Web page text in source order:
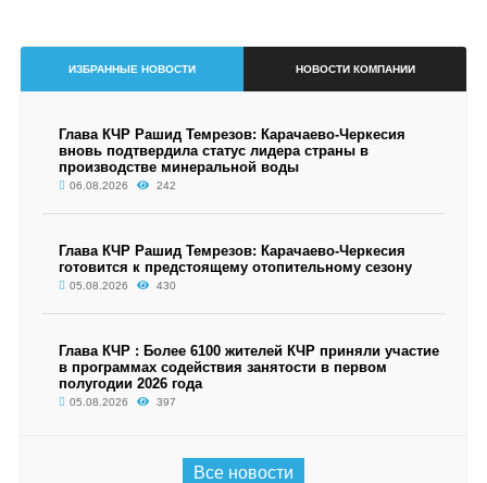
ИЗБРАННЫЕ НОВОСТИ НОВОСТИ КОМПАНИИ
Глава КЧР Рашид Темрезов: Карачаево-Черкесия
вновь подтвердила статус лидера страны в
производстве минеральной воды
06.08.2026 242
Глава КЧР Рашид Темрезов: Карачаево-Черкесия
готовится к предстоящему отопительному сезону
05.08.2026 430
Глава КЧР : Более 6100 жителей КЧР приняли участие
в программах содействия занятости в первом
полугодии 2026 года
05.08.2026 397
Все новости